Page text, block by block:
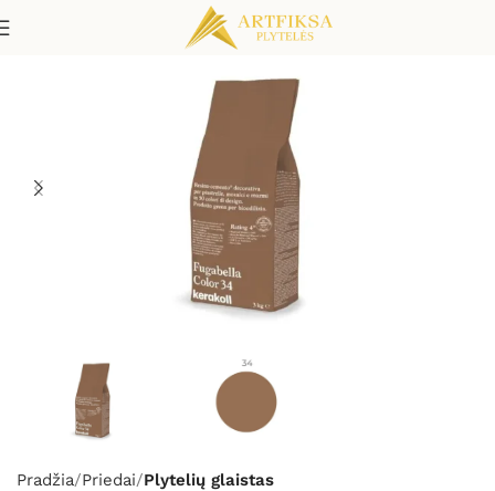
Pradžia Priedai Plytelių glaistas